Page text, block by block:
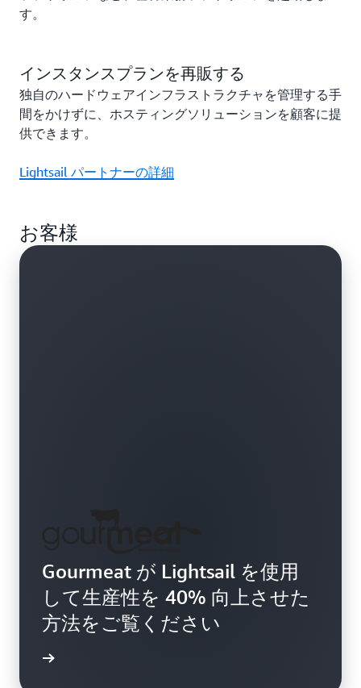
す。
インスタンスプランを再販する
独自のハードウェアインフラストラクチャを管理する手
間をかけずに、ホスティングソリューションを顧客に提
供できます。
Lightsail パートナーの詳細
お客様
Gourmeat が Lightsail を使用
して生産性を 40% 向上させた
方法をご覧ください